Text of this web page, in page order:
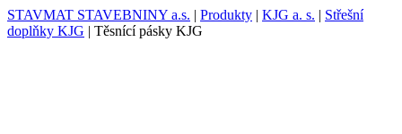
STAVMAT STAVEBNINY a.s. | Produkty | KJG a. s. | Střešní
doplňky KJG | Těsnící pásky KJG